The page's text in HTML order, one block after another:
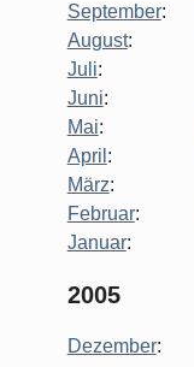
September:
August:
Juli:
Juni:
Mai:
April :
März:
Februar:
Januar:
2005
Dezember: